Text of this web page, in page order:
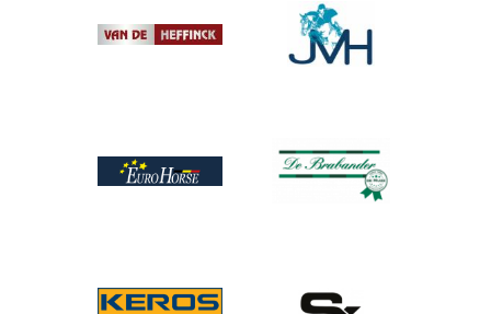
Afbeelding
Afbeelding
Afbeelding
Afbeelding
Afbeelding
Afbeelding